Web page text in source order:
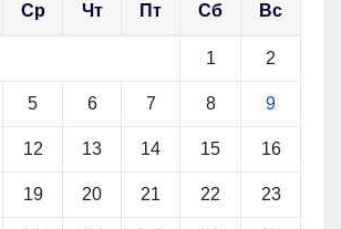
Ср Чт Пт Сб Вс
1 2
5 6 7 8 9
12 13 14 15 16
19 20 21 22 23